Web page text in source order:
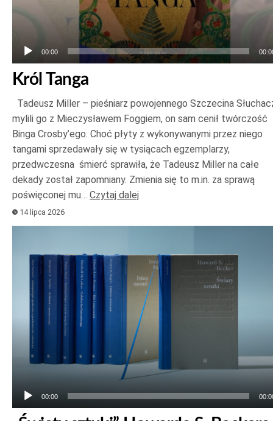
00:00
Król Tanga
Tadeusz Miller – pieśniarz powojennego Szczecina
mylili go z Mieczysławem Foggiem, on sam cenił twórczość
Binga Crosby’ego. Choć płyty z wykonywanymi przez niego
tangami sprzedawały się w tysiącach egzemplarzy,
przedwczesna śmierć sprawiła, że Tadeusz Miller na całe
dekady został zapomniany. Zmienia się to m.in. za sprawą
poświęconej mu… Czytaj dalej
14 lipca 2026
dźwiękowych
00:00